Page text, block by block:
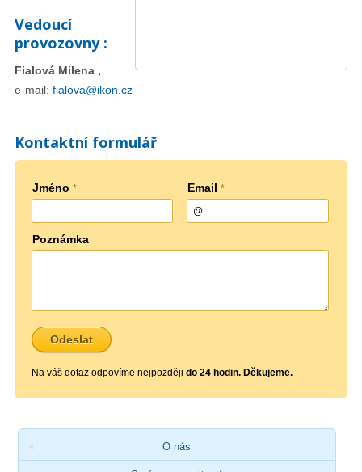
Vedoucí
provozovny :
Fialová Milena ,
e-mail: fialova@ikon.cz
Kontaktní formulář
Jméno * Email *
Poznámka
Na váš dotaz odpovíme nejpozději do 24 hodin. Děkujeme.
O nás